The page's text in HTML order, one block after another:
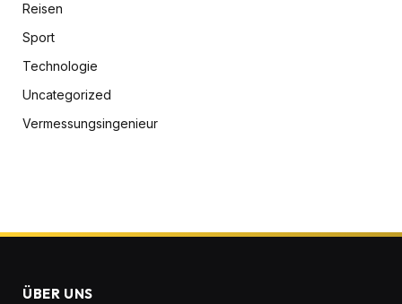
Reisen
Sport
Technologie
Uncategorized
Vermessungsingenieur
ÜBER UNS